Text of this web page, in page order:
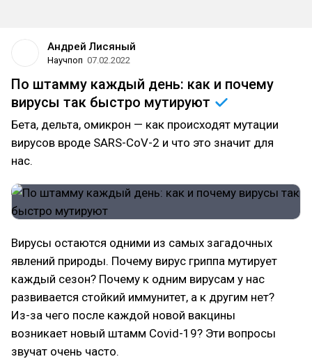
Андрей Лисяный
Научпоп 07.02.2022
По штамму каждый день: как и почему
вирусы так быстро мутируют
Бета, дельта, омикрон — как происходят мутации
вирусов вроде SARS-CoV-2 и что это значит для
нас.
Вирусы остаются одними из самых загадочных
явлений природы. Почему вирус гриппа мутирует
каждый сезон? Почему к одним вирусам у нас
развивается стойкий иммунитет, а к другим нет?
Из-за чего после каждой новой вакцины
возникает новый штамм Covid-19? Эти вопросы
звучат очень часто.